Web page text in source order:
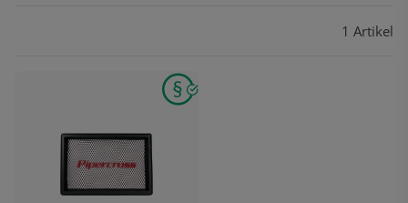
1 Artikel